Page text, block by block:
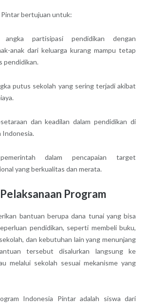
bertujuan untuk:
angka partisipasi pendidikan dengan
anak dari keluarga kurang mampu tetap
pendidikan.
putus sekolah yang sering terjadi akibat
dan keadilan dalam pendidikan di
Indonesia.
dalam pencapaian target
yang berkualitas dan merata.
Program
bantuan berupa dana tunai yang bisa
pendidikan, seperti membeli buku,
dan kebutuhan lain yang menunjang
tersebut disalurkan langsung ke
melalui sekolah sesuai mekanisme yang
Indonesia Pintar adalah siswa dari